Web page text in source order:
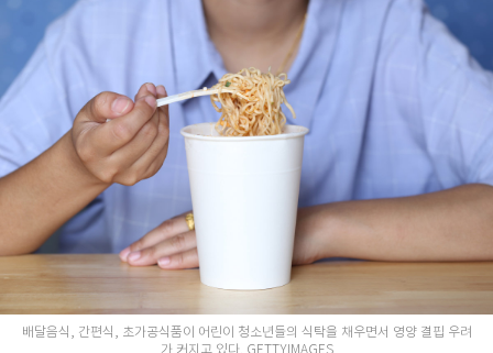
배달음식, 간편식, 초가공식품이 어린이 청소년들의 식탁을 채우면서 영양 결핍 우려
가 커지고 있다. GETTYIMAGES